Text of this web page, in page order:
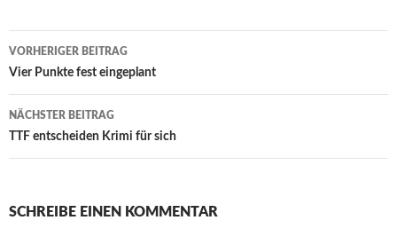
Beitrags-
Navigation
VORHERIGER BEITRAG
Vier Punkte fest eingeplant
NÄCHSTER BEITRAG
TTF entscheiden Krimi für sich
SCHREIBE EINEN KOMMENTAR